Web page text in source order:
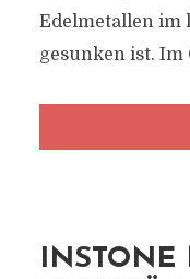
Edelmetallen im
gesunken ist. Im
INSTONE